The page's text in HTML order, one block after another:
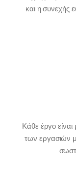
και η συνεχής
Κάθε έργο
των εργασιών